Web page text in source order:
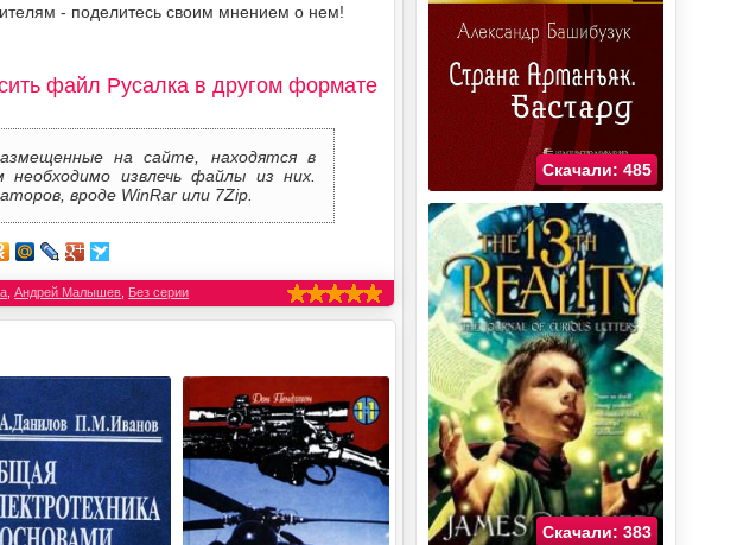
- поделитесь своим мнением о нем!
файл Русалка в другом формате
на сайте, находятся в
извлечь файлы из них.
вроде WinRar или 7Zip.
,Андрей Малышев Без серии
Скачали: 485
Скачали: 383